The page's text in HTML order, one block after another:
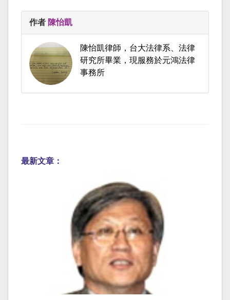
作者 陳怡凱
陳怡凱律師，台大法律系、法律
研究所畢業，現服務於元鴻法律
事務所
最新文章：